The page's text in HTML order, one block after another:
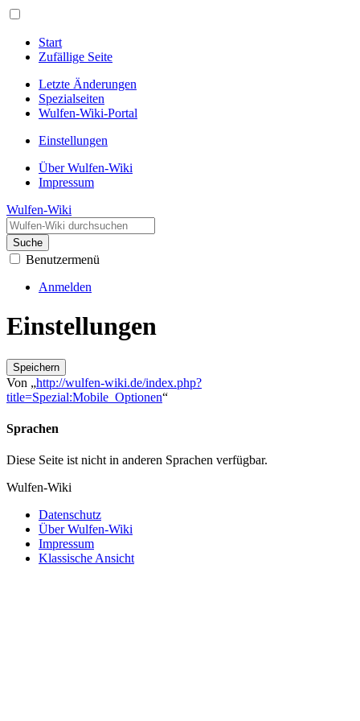
Start
Zufällige Seite
Letzte Änderungen
Spezialseiten
Wulfen-Wiki-Portal
Einstellungen
Über Wulfen-Wiki
Impressum
Wulfen-Wiki
Suche
Benutzermenü
Anmelden
Einstellungen
Speichern
Von „http://wulfen-wiki.de/index.php?
title=Spezial:Mobile_Optionen“
Sprachen
Diese Seite ist nicht in anderen Sprachen verfügbar.
Wulfen-Wiki
Datenschutz
Über Wulfen-Wiki
Impressum
Klassische Ansicht